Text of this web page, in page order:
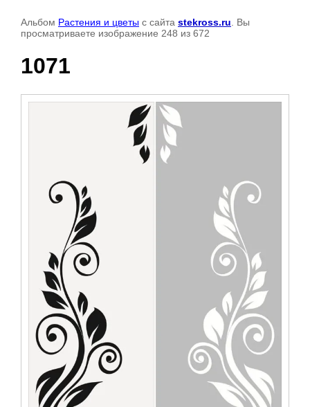
Альбом Растения и цветы с сайта stekross.ru . Вы
просматриваете изображение 248 из 672
1071